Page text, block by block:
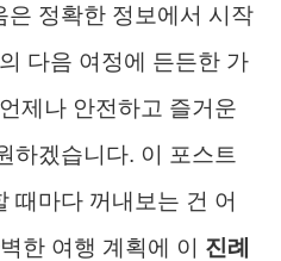
은 정확한 정보에서 시작
다음 여정에 든든한 가
제나 안전하고 즐거운
하겠습니다. 이 포스트
때마다 꺼내보는 건 어
한 여행 계획에 이 진례